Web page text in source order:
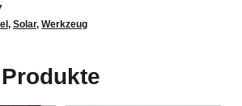
, Solar, Werkzeug